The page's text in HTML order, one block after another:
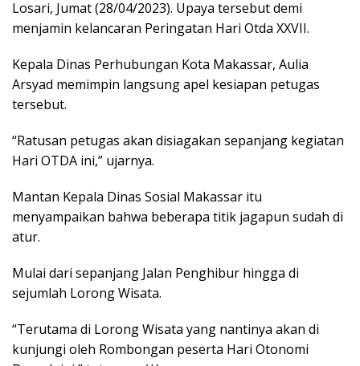
Losari, Jumat (28/04/2023). Upaya tersebut demi
menjamin kelancaran Peringatan Hari Otda XXVII.
Kepala Dinas Perhubungan Kota Makassar, Aulia
Arsyad memimpin langsung apel kesiapan petugas
tersebut.
“Ratusan petugas akan disiagakan sepanjang kegiatan
Hari OTDA ini,” ujarnya.
Mantan Kepala Dinas Sosial Makassar itu
menyampaikan bahwa beberapa titik jagapun sudah di
atur.
Mulai dari sepanjang Jalan Penghibur hingga di
sejumlah Lorong Wisata.
“Terutama di Lorong Wisata yang nantinya akan di
kunjungi oleh Rombongan peserta Hari Otonomi